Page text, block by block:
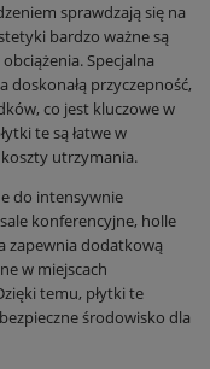
sprawdzają się na
bardzo ważne są
Specjalna
przyczepność,
co jest kluczowe w
te są łatwe w
koszty utrzymania.
do intensywnie
konferencyjne, holle
zapewnia dodatkową
w miejscach
temu, płytki te
środowisko dla